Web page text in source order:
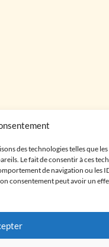
des technologies telles que
Le fait de consentir à ces
de navigation ou les
consentement peut avoir un